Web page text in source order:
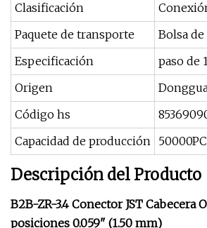
Clasificación
Paquete de transporte
Bolsa de
Especificación
paso de
Origen
Código hs
Capacidad de producción
Descripción del Producto
B2B-ZR-3.4 Conector JST Cabecera
posiciones 0.059" (1.50 mm)